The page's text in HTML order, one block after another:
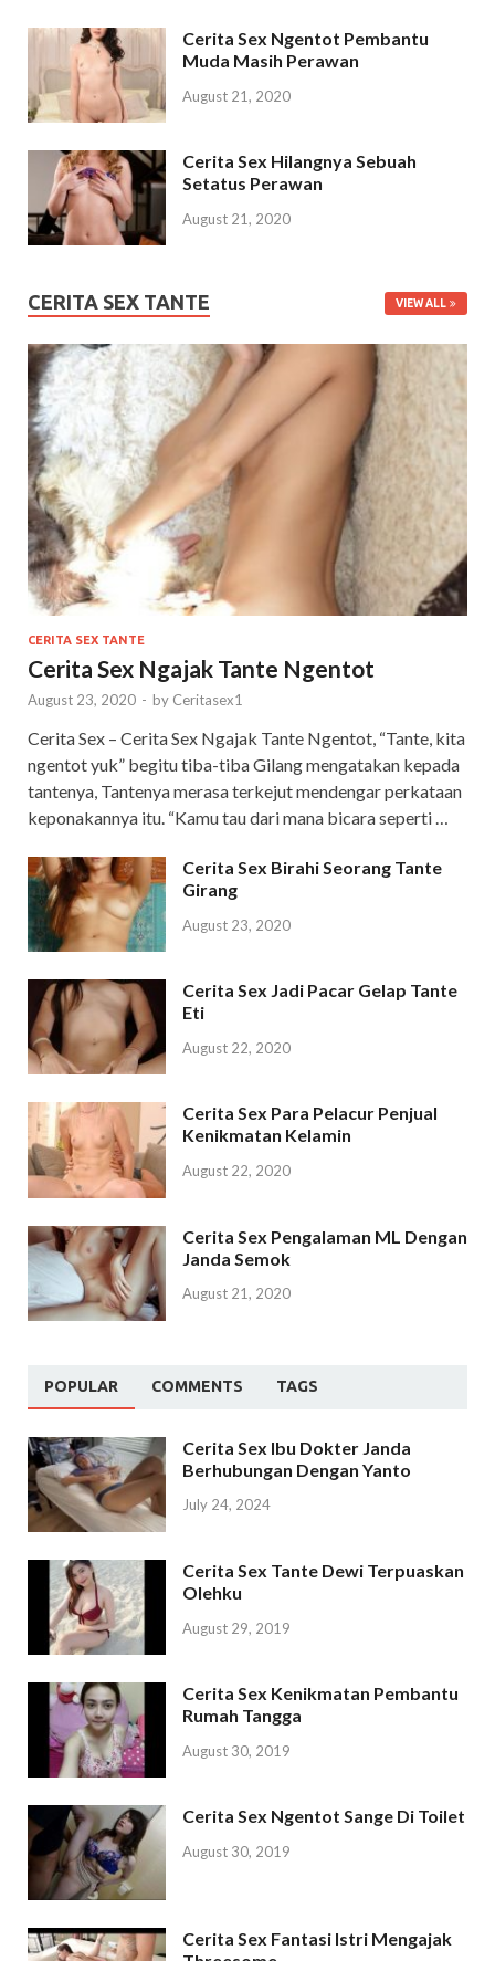
Cerita Sex Ngentot Pembantu
Muda Masih Perawan
August 21, 2020
Cerita Sex Hilangnya Sebuah
Setatus Perawan
August 21, 2020
CERITA SEX TANTE VIEW ALL
CERITA SEX TANTE
Cerita Sex Ngajak Tante Ngentot
August 23, 2020 - by Ceritasex1
Cerita Sex – Cerita Sex Ngajak Tante Ngentot, “Tante, kita
ngentot yuk” begitu tiba-tiba Gilang mengatakan kepada
tantenya, Tantenya merasa terkejut mendengar perkataan
keponakannya itu. “Kamu tau dari mana bicara seperti …
Cerita Sex Birahi Seorang Tante
Girang
August 23, 2020
Cerita Sex Jadi Pacar Gelap Tante
Eti
August 22, 2020
Cerita Sex Para Pelacur Penjual
Kenikmatan Kelamin
August 22, 2020
Cerita Sex Pengalaman ML Dengan
Janda Semok
August 21, 2020
POPULAR COMMENTS TAGS
Cerita Sex Ibu Dokter Janda
Berhubungan Dengan Yanto
July 24, 2024
Cerita Sex Tante Dewi Terpuaskan
Olehku
August 29, 2019
Cerita Sex Kenikmatan Pembantu
Rumah Tangga
August 30, 2019
Cerita Sex Ngentot Sange Di Toilet
August 30, 2019
Cerita Sex Fantasi Istri Mengajak